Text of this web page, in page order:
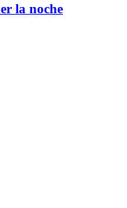
la noche